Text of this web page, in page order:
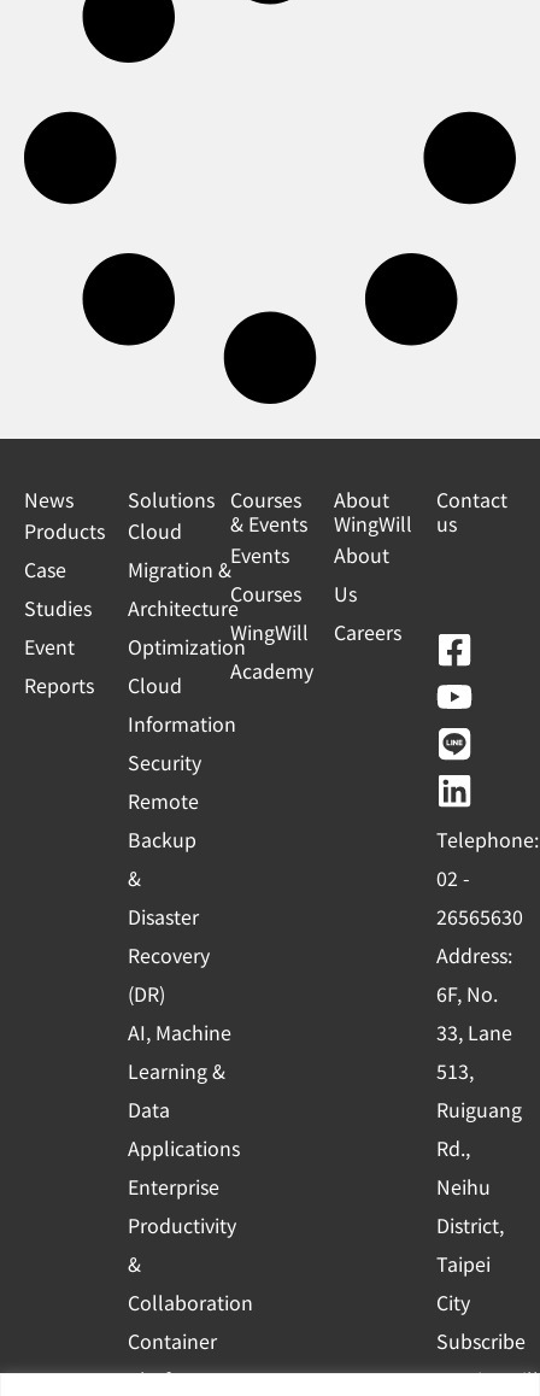
News
Products
Case
Studies
Event
Reports
Solutions
Cloud
Migration &
Architecture
Optimization
Cloud
Information
Security
Remote
Backup
&
Disaster
Recovery
(DR)
AI, Machine
Learning &
Data
Applications
Enterprise
Productivity
&
Collaboration
Container
Platform
Courses
& Events
Events
Courses
WingWill
Academy
About
WingWill
About
Us
Careers
Contact
us
F
a
c
e
b
o
o
k
-
s
q
u
a
r
e
Y
o
u
t
u
b
e
L
i
n
e
L
i
n
k
e
d
i
n
Telephone:
02 -
26565630
Address:
6F, No.
33, Lane
513,
Ruiguang
Rd.,
Neihu
District,
Taipei
City
Subscribe
to WingWill